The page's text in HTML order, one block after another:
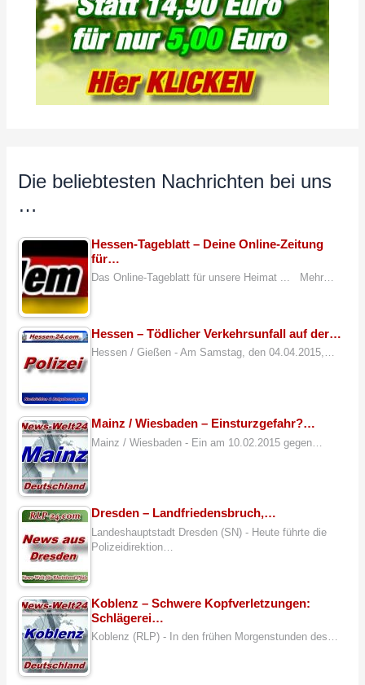
Die beliebtesten Nachrichten bei uns
…
Hessen-Tageblatt – Deine Online-Zeitung
für…
Das Online-Tageblatt für unsere Heimat ... Mehr…
Hessen – Tödlicher Verkehrsunfall auf der…
Hessen / Gießen - Am Samstag, den 04.04.2015,…
Mainz / Wiesbaden – Einsturzgefahr?…
Mainz / Wiesbaden - Ein am 10.02.2015 gegen…
Dresden – Landfriedensbruch,…
Landeshauptstadt Dresden (SN) - Heute führte die
Polizeidirektion…
Koblenz – Schwere Kopfverletzungen:
Schlägerei…
Koblenz (RLP) - In den frühen Morgenstunden des…